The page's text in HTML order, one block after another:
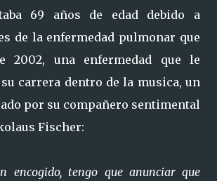
69 años de edad debido a
de la enfermedad pulmonar que
2002, una enfermedad que le
carrera dentro de la musica, un
por su compañero sentimental
Fischer:
encogido, tengo que anunciar que